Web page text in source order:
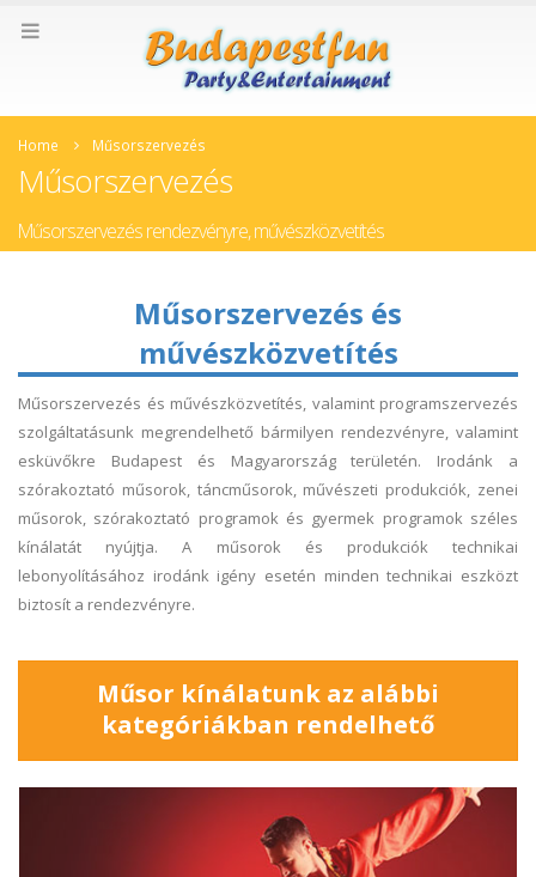
Home Műsorszervezés
Műsorszervezés
Műsorszervezés rendezvényre, művészközvetítés
Műsorszervezés és
művészközvetítés
Műsorszervezés és művészközvetítés, valamint programszervezés
szolgáltatásunk megrendelhető bármilyen rendezvényre, valamint
esküvőkre Budapest és Magyarország területén. Irodánk a
szórakoztató műsorok, táncműsorok, művészeti produkciók, zenei
műsorok, szórakoztató programok és gyermek programok széles
kínálatát nyújtja. A műsorok és produkciók technikai
lebonyolításához irodánk igény esetén minden technikai eszközt
biztosít a rendezvényre.
Műsor kínálatunk az alábbi
kategóriákban rendelhető